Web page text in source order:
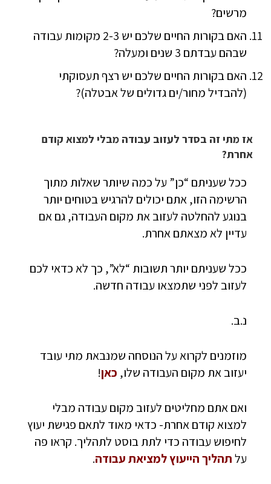
מרשים?
האם בקורות החיים שלכם יש 2-3 מקומות עבודה
שבהם עבדתם 3 שנים ומעלה?
האם בקורות החיים שלכם יש רצף תעסוקתי
(להבדיל מחור/ים גדולים של אבטלה)?
אז מתי זה בסדר לעזוב עבודה מבלי למצוא קודם
אחרת?
ככל שעניתם “כן” על כמה שיותר שאלות מתוך
הרשימה הזו, אתם יכולים להרגיש בטוחים יותר
בנוגע להחלטה לעזוב את מקום העבודה, גם אם
עדיין לא מצאתם אחרת.
ככל שעניתם יותר תשובות “לא”, כך לא כדאי לכם
לעזוב לפני שתמצאו עבודה חדשה.
נ.ב.
מוזמנים לקרוא על הנוסחה שמנבאת מתי עובד
יעזוב את מקום העבודה שלו, כאן!
ואם אתם מחליטים לעזוב מקום עבודה מבלי
למצוא קודם אחרת- כדאי מאוד לתאם פגישת יעוץ
לחיפוש עבודה כדי לתת בוסט לתהליך. קראו פה
עלתהליך הייעוץ למציאת עבודה.